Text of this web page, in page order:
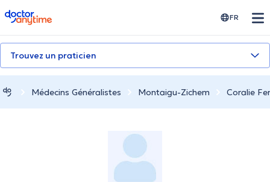
doctoranytime FR
Trouvez un praticien
Médecins Généralistes Montaigu-Zichem Coralie